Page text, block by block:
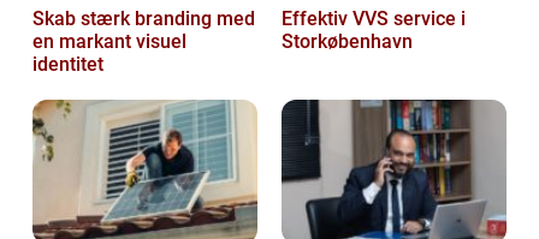
Skab stærk branding med
en markant visuel
identitet
Effektiv VVS service i
Storkøbenhavn